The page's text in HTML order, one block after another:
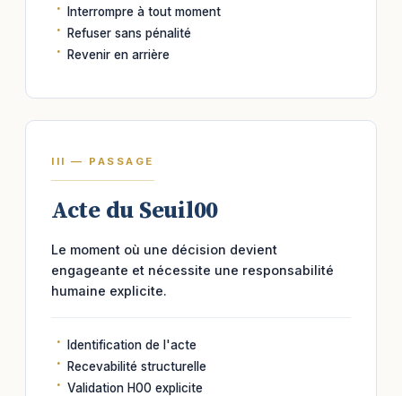
Interrompre à tout moment
Refuser sans pénalité
Revenir en arrière
III — PASSAGE
Acte du Seuil00
Le moment où une décision devient
engageante et nécessite une responsabilité
humaine explicite.
Identification de l'acte
Recevabilité structurelle
Validation H00 explicite